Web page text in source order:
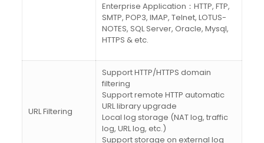
Enterprise Application：HTTP, FTP,
SMTP, POP3, IMAP, Telnet, LOTUS-
NOTES, SQL Server, Oracle, Mysql,
HTTPS & etc.
URL Filtering
Support HTTP/HTTPS domain
filtering
Support remote HTTP automatic
URL library upgrade
Local log storage (NAT log, traffic
log, URL log, etc.)
Support storage on external log